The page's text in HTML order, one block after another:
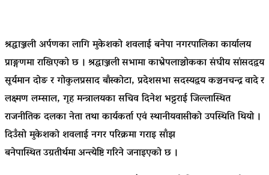
श्रद्धाञ्जली अर्पणका लागि मुकेशको शवलाई बनेपा नगरपालिका कार्यालय
प्राङ्गणमा राखिएको छ । श्रद्धाञ्जलीसभामा काभ्रेपलाञ्चोकका संघीय सांसदद्वय
सूर्यमान दोङ र गोकुलप्रसाद बाँस्कोटा, प्रदेशसभा सदस्यद्वय कञ्चनचन्द्रवादेर
लक्ष्मण लम्साल, गृह मन्त्रालयका सचिव दिनेश भट्टराई जिल्लास्थित
राजनीतिक दलका नेता तथा कार्यकर्ता एवं स्थानीयवासीको उपस्थिति थियो ।
दिउँसो मुकेशको शवलाई नगर परिक्रमा गराइ साँझ
बनेपास्थितउग्रतीर्थमाअन्त्येष्टिगरिने जनाइएको छ ।